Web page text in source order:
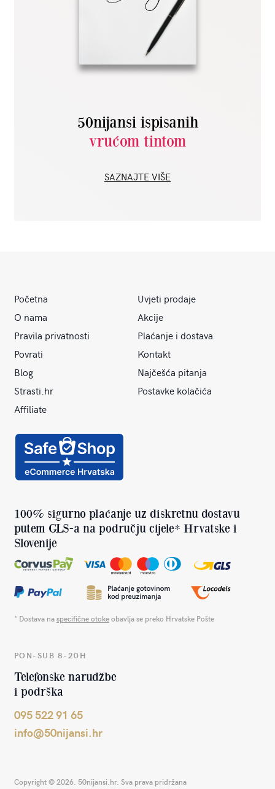
50nijansi ispisanih
vrućom tintom
SAZNAJTE VIŠE
Početna
Uvjeti prodaje
O nama
Akcije
Pravila privatnosti
Plaćanje i dostava
Povrati
Kontakt
Blog
Najčešća pitanja
Strasti.hr
Postavke kolačića
Affiliate
100% sigurno plaćanje uz diskretnu dostavu
putem GLS-a na području cijele* Hrvatske i
Slovenije
* Dostava naspecifične otokeobavlja se preko Hrvatske Pošte
PON-SUB 8-20H
Telefonske narudžbe
i podrška
095 522 91 65
info@50nijansi.hr
Copyright © 2026. 50nijansi.hr. Sva prava pridržana